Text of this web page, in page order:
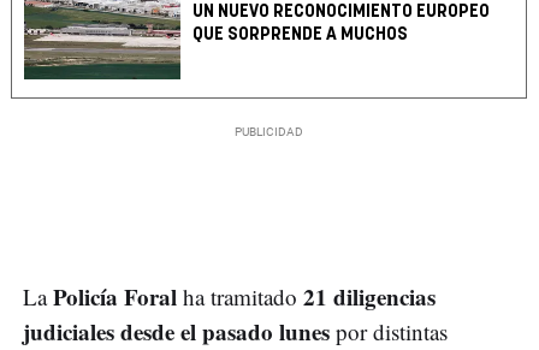
UN NUEVO RECONOCIMIENTO EUROPEO
QUE SORPRENDE A MUCHOS
LaPolicía Foral ha tramitado 21 diligencias
judiciales desde el pasado lunes por distintas